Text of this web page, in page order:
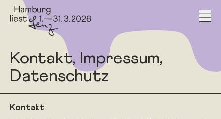
Zum Inhalt springen
Kontakt, Impressum,
Datenschutz
Kontakt